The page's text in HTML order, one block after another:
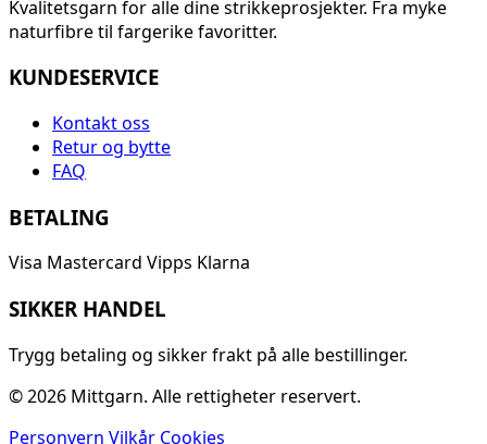
Kvalitetsgarn for alle dine strikkeprosjekter. Fra myke
naturfibre til fargerike favoritter.
KUNDESERVICE
Kontakt oss
Retur og bytte
FAQ
BETALING
Visa Mastercard Vipps Klarna
SIKKER HANDEL
Trygg betaling og sikker frakt på alle bestillinger.
© 2026 Mittgarn. Alle rettigheter reservert.
Personvern Vilkår Cookies